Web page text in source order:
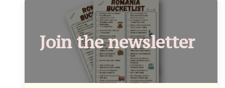
Join the newsletter